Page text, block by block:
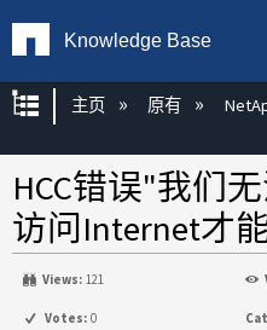
Knowledge Base
扩展/隐缩全局层次
主页 原有
HCC错误"我们
访问Internet才
Views: 121
Votes: 0